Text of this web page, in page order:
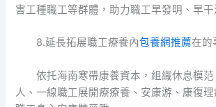
害工種職工等群體，助力職工早發明、早干
8.延長拓展職工療養內包養網推薦在的
依托海南寒帶康養資本，組織休息模
人、一線職工展開療療養、安康游、康復